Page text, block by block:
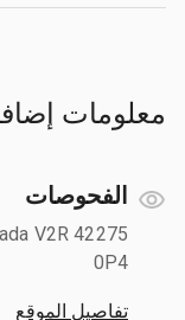
معلومات
الفحوصات
V2R
0P4
تفاصيل الموقع